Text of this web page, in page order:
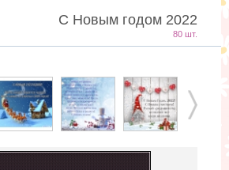
С Новым годом 2022
80 шт.